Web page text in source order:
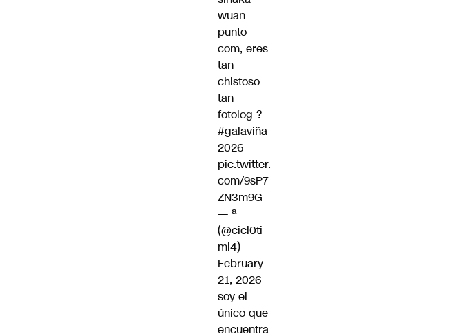
wuan
punto
com, eres
tan
chistoso
tan
fotolog ?
#galaviña
2026
pic.twitter.
com/9sP7
ZN3m9G
— ª
(@cicl0ti
mi4)
February
21, 2026
soy el
único que
encuentra